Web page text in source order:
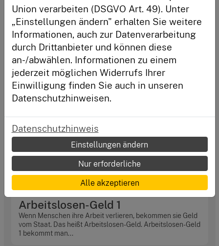
Registriere dich und habe deinen Lernstand immer im
Blick.
Registrieren
Erwerbspersonen: Das sind alle Menschen, die mit ihrer
Arbeit ihren Lebensunterhalt verdienen. Dann schaut
man nach, wie viele Personen sich bei der Arbeitsagentur
arbeitslos gemeldet haben. Die Formel für die
Arbeitslosenquote ist: Gemeldete Arbeitslose geteilt
durch Erwerbspersonen multipliziert mit 100.
Andere Begriffe:
Arbeitslosen-Geld 1
Wenn Menschen ihre Arbeit verlieren, bekommen sie Geld
vom Staat. Das heißt Arbeitslosen-Geld. Arbeitslosen-Geld
1 bekommt man...
Union verarbeiten (DSGVO Art. 49). Unter
„Einstellungen ändern" erhalten Sie weitere
Informationen, auch zur Datenverarbeitung
durch Drittanbieter und können diese
an-/abwählen. Informationen zu einem
jederzeit möglichen Widerrufs Ihrer
Einwilligung finden Sie auch in unseren
Datenschutzhinweisen.
Datenschutzhinweis
Einstellungen ändern
Nur erforderliche
Alle akzeptieren